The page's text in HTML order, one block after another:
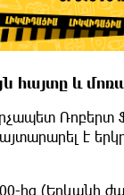
հայտը և
Ռոբերտ
է
ից (Երևանի